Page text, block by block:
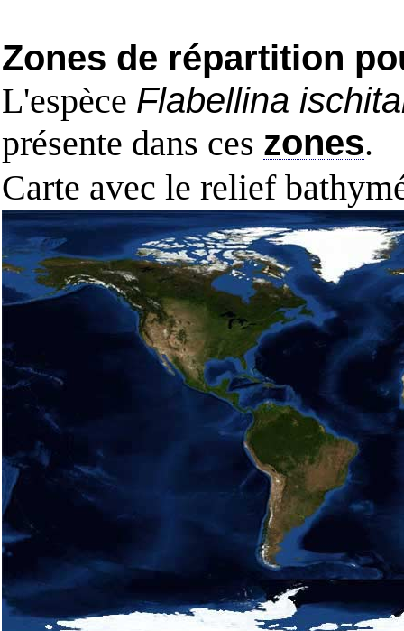
Zones de répartition
L'espèce Flabellina
présente dans ces zones.
Carte avec le relief